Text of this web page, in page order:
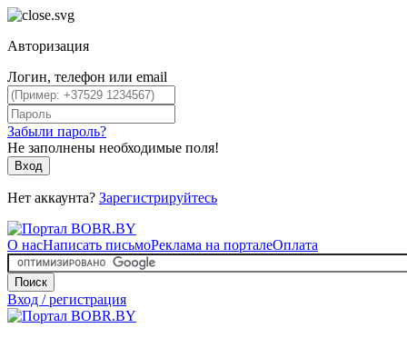
Авторизация
Логин, телефон или email
Забыли пароль?
Не заполнены необходимые поля!
Вход
Нет аккаунта? Зарегистрируйтесь
О насНаписать письмоРеклама на порталеОплата
Поиск
Вход / регистрация